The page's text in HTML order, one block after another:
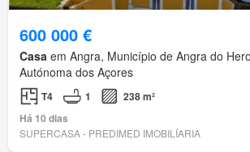
600 000 €
Casa em Angra, Município de Angra do
Autónoma dos Açores
T4 1
238 m²
Há 10 dias
SUPERCASA - PREDIMED IMOBILÍARIA